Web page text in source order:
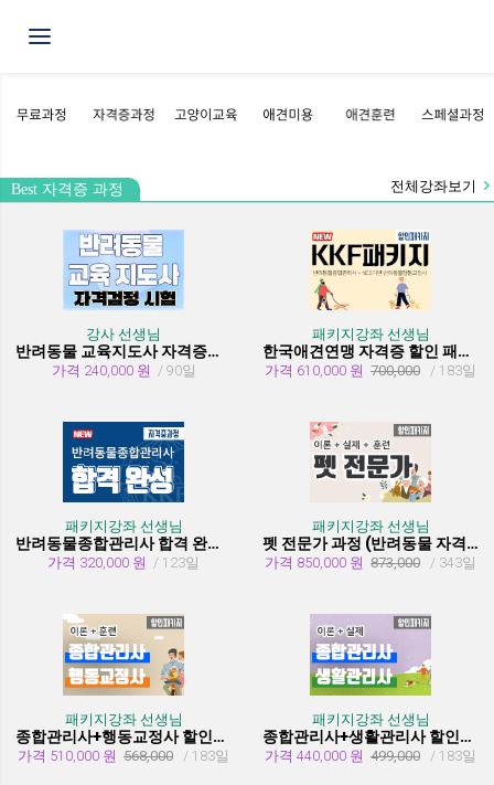
Toggle navigation
Best 자격증 과정 전체강좌보기
강사 선생님
반려동물 교육지도사 자격증과정
가격 240,000 원 / 90일
패키지강좌 선생님
한국애견연맹 자격증 할인 패키지 과정 (종합관리사 + 행동교정사)
가격 610,000 원 700,000 / 183일
패키지강좌 선생님
반려동물종합관리사 합격 완성 패키지
가격 320,000 원 / 123일
패키지강좌 선생님
펫 전문가 과정 (반려동물 자격증 취득과정)
가격 850,000 원 873,000 / 343일
패키지강좌 선생님
종합관리사+행동교정사 할인패키지과정
가격 510,000 원 568,000 / 183일
패키지강좌 선생님
종합관리사+생활관리사 할인패키지과정
가격 440,000 원 499,000 / 183일